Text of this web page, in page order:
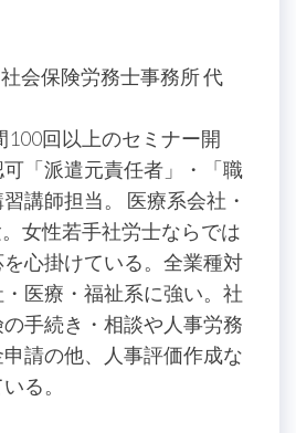
会保険労務士事務所 代
回以上のセミナー開
「派遣元責任者」・「職
講師担当。 医療系会社・
女性若手社労士ならでは
心掛けている。全業種対
医療・福祉系に強い。社
手続き・相談や人事労務
請の他、人事評価作成な
る。